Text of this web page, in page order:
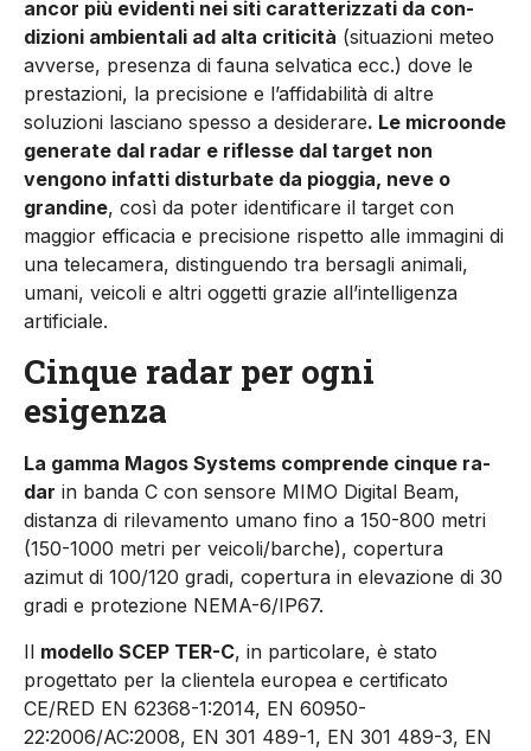
ancor più evidenti nei siti caratterizzati da con­
dizioni ambientali ad alta criticità (situazioni meteo
avverse, presenza di fauna selvatica ecc.) dove le
prestazioni, la precisione e l’affidabilità di altre
soluzioni lasciano spesso a desiderare. Le microonde
generate dal radar e riflesse dal target non
vengono infatti disturbate da pioggia, neve o
grandine, così da poter identificare il target con
maggior efficacia e precisione rispetto alle immagini di
una telecamera, distinguendo tra bersagli animali,
umani, veicoli e altri oggetti grazie all’intelligenza
artificiale.
Cinque radar per ogni
esigenza
La gamma Magos Systems comprende cinque ra­
dar in banda C con sensore MIMO Digital Beam,
distanza di rilevamento umano fino a 150-800 metri
(150-1000 metri per veicoli/barche), coper­tura
azimut di 100/120 gradi, copertura in ele­vazione di 30
gradi e protezione NEMA-6/IP67.
Il modello SCEP TER-C, in particolare, è stato
progettato per la clientela europea e certificato
CE/RED EN 62368-1:2014, EN 60950-
22:2006/AC:2008, EN 301 489-1, EN 301 489-3, EN